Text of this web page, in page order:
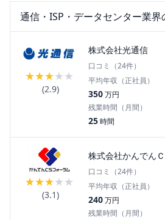
通信・ISP・データセンター業界
★★★★★
(2.9)
株式会社光通信
口コミ（24件）
平均年収（正社員）
350万円
残業時間（月間）
25時間
★★★★★
(3.1)
株式会社かんでん
口コミ（24件）
平均年収（正社員）
240万円
残業時間（月間）